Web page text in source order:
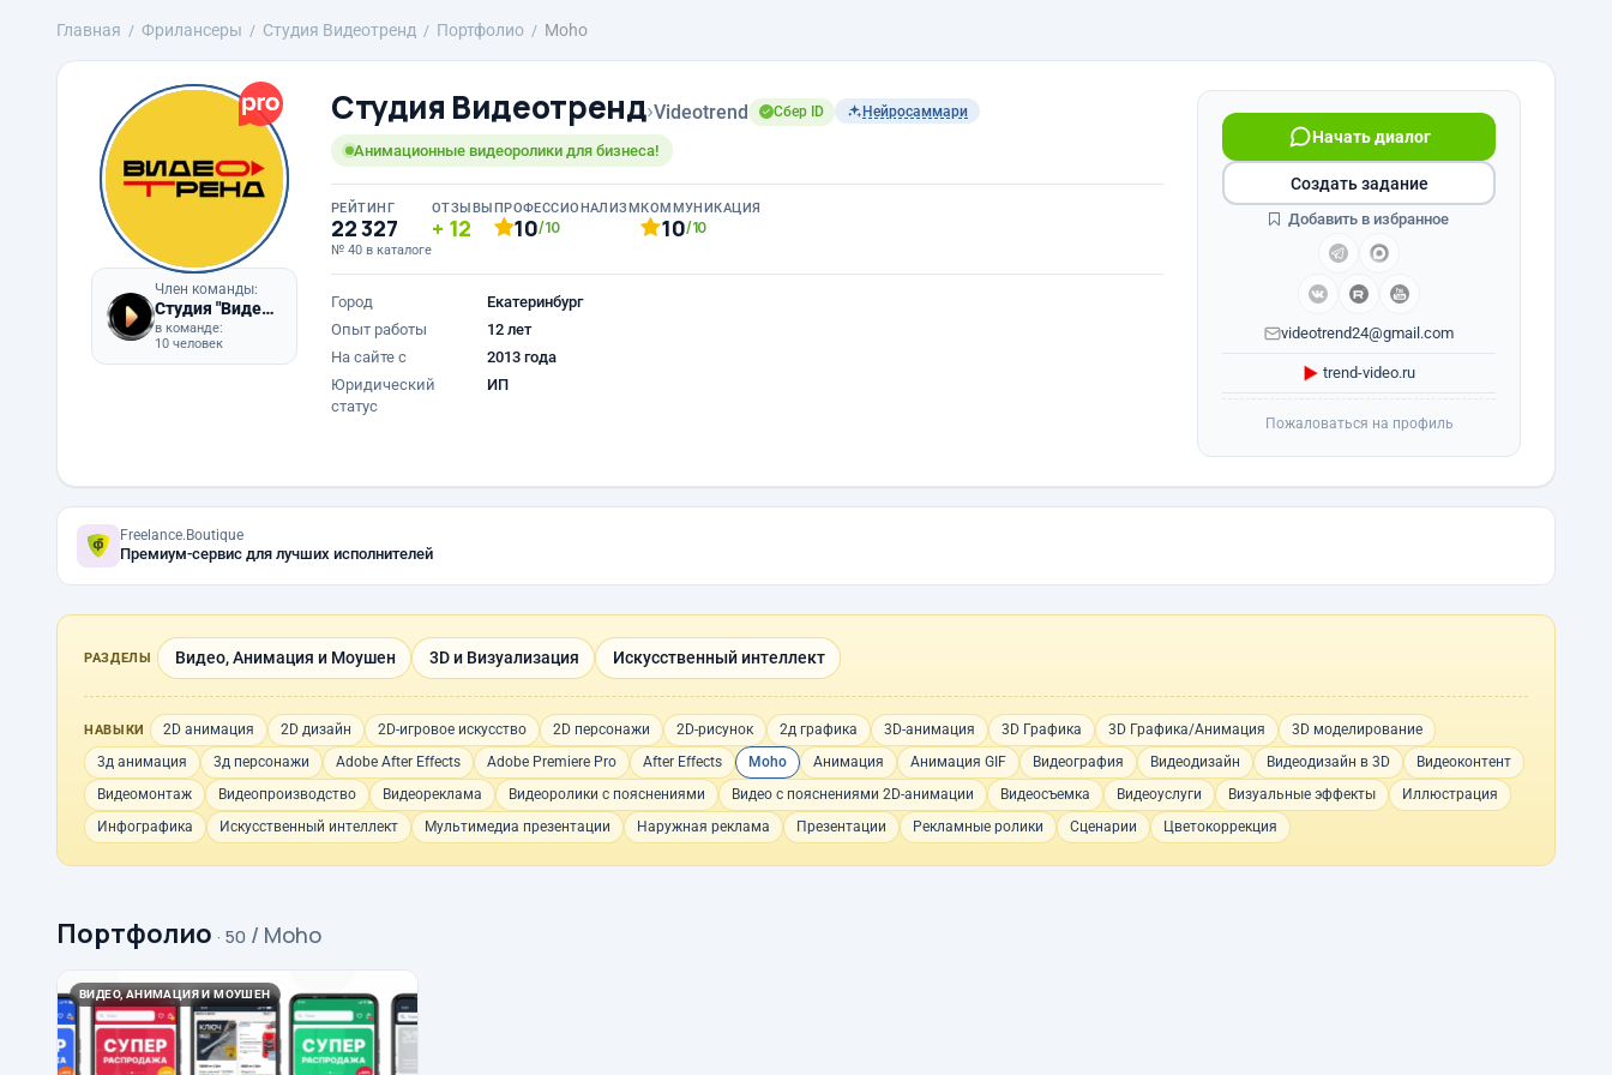
Главная Фрилансеры Студия Видеотренд Портфолио Moho
Член команды:
Студия "Видеотренд"
в команде:
10 человек
Студия Видеотренд›Videotrend Сбер ID Нейросаммари
Анимационные видеоролики для бизнеса!
РЕЙТИНГ
22 327
№ 40 в каталоге
ОТЗЫВЫ
12
ПРОФЕССИОНАЛИЗМ
10/10
КОММУНИКАЦИЯ
10/10
Город
Екатеринбург
Опыт работы
12 лет
На сайте с
2013 года
Юридический
статус
ИП
Начать диалог
videotrend24@gmail.com
trend-video.ru
Создать задание
Добавить в избранное
Пожаловаться на профиль
Freelance.Boutique
Премиум-сервис для лучших исполнителей
РАЗДЕЛЫ Видео, Анимация и Моушен 3D и Визуализация Искусственный интеллект
НАВЫКИ 2D анимация 2D дизайн 2D-игровое искусство 2D персонажи 2D-рисунок 2д графика 3D-анимация 3D Графика 3D Графика/Анимация
3D моделирование
3д анимация
3д персонажи Adobe After Effects Adobe Premiere Pro After Effects Moho Анимация Анимация GIF Видеография Видеодизайн Видеодизайн в 3D
Видеоконтент
Видеомонтаж
Видеопроизводство Видеореклама Видеоролики с пояснениями Видео с пояснениями 2D-анимации Видеосъемка Видеоуслуги Визуальные эффекты
Иллюстрация
Инфографика
Искусственный интеллект Мультимедиа презентации Наружная реклама Презентации Рекламные ролики Сценарии Цветокоррекция
Портфолио · 50 / Moho
ВИДЕО, АНИМАЦИЯ И МОУШЕН